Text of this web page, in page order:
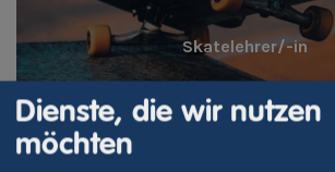
Skatelehrer/-in
Dienste, die wir nutzen
möchten